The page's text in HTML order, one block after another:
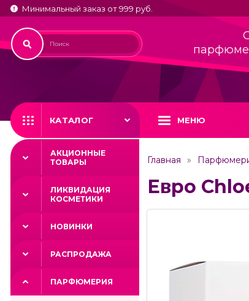
Минимальный заказ от 999 руб.
КАТАЛОГ МЕНЮ
АКЦИОННЫЕ
ТОВАРЫ
ЛИКВИДАЦИЯ
КОСМЕТИКИ
НОВИНКИ
РАСПРОДАЖА
ПАРФЮМЕРИЯ
Главная
Евро